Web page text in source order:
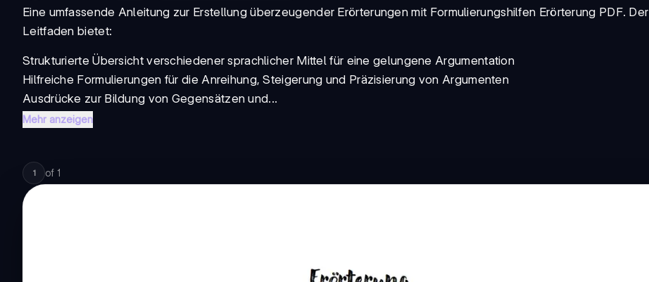
Eine umfassende Anleitung zur Erstellung überzeugender Erörterungen mit Formulierungshilfen Erörterung PDF. Der
Leitfaden bietet:
Strukturierte Übersicht verschiedener sprachlicher Mittel für eine gelungeneArgumentation
Hilfreiche Formulierungen für die Anreihung, Steigerung und Präzisierung von Argumenten
Ausdrücke zur Bildung von Gegensätzen und...
Mehr anzeigen
1 of 1